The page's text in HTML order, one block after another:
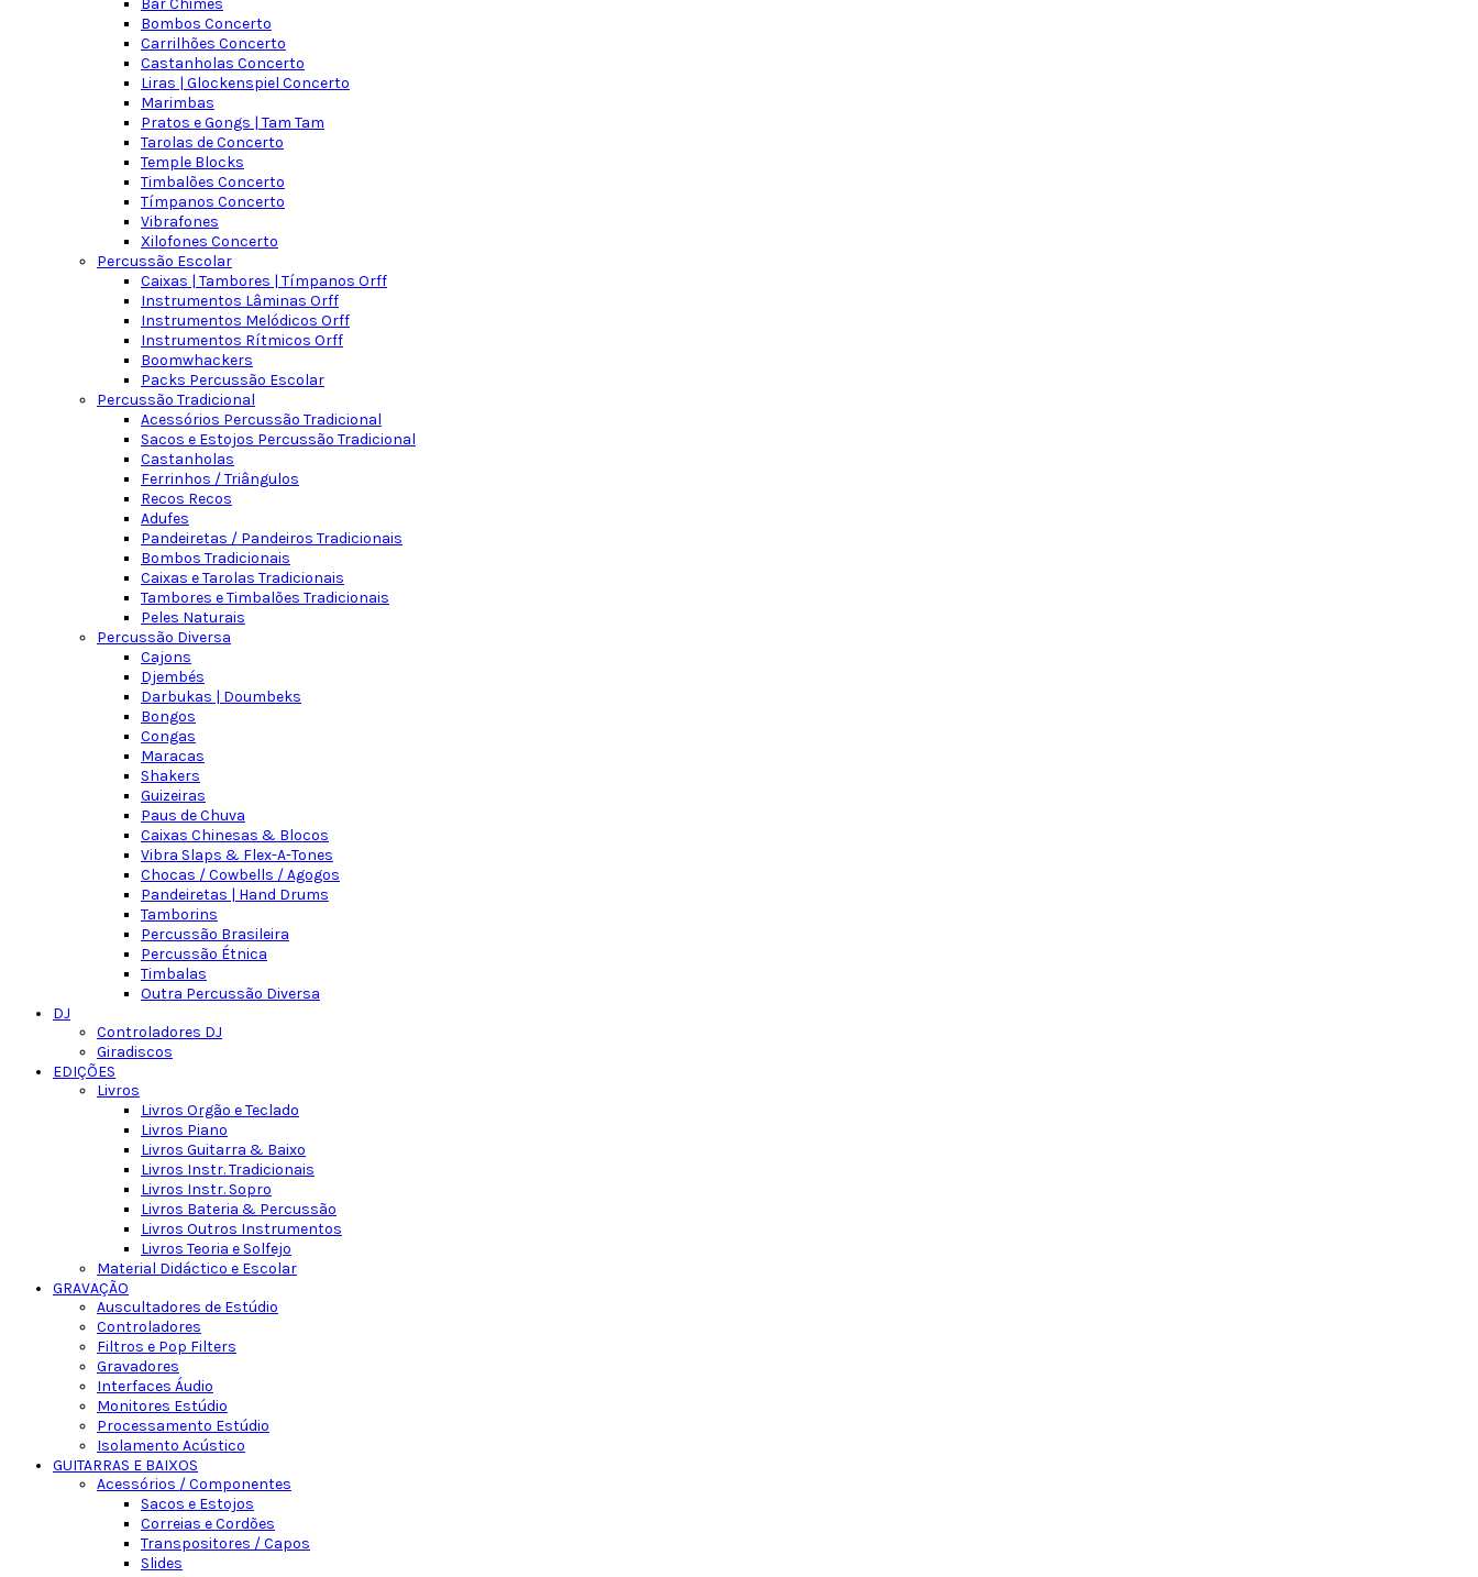
Bar Chimes
Bombos Concerto
Carrilhões Concerto
Castanholas Concerto
Liras | Glockenspiel Concerto
Marimbas
Pratos e Gongs | Tam Tam
Tarolas de Concerto
Temple Blocks
Timbalões Concerto
Tímpanos Concerto
Vibrafones
Xilofones Concerto
Percussão Escolar
Caixas | Tambores | Tímpanos Orff
Instrumentos Lâminas Orff
Instrumentos Melódicos Orff
Instrumentos Rítmicos Orff
Boomwhackers
Packs Percussão Escolar
Percussão Tradicional
Acessórios Percussão Tradicional
Sacos e Estojos Percussão Tradicional
Castanholas
Ferrinhos / Triângulos
Recos Recos
Adufes
Pandeiretas / Pandeiros Tradicionais
Bombos Tradicionais
Caixas e Tarolas Tradicionais
Tambores e Timbalões Tradicionais
Peles Naturais
Percussão Diversa
Cajons
Djembés
Darbukas | Doumbeks
Bongos
Congas
Maracas
Shakers
Guizeiras
Paus de Chuva
Caixas Chinesas & Blocos
Vibra Slaps & Flex-A-Tones
Chocas / Cowbells / Agogos
Pandeiretas | Hand Drums
Tamborins
Percussão Brasileira
Percussão Étnica
Timbalas
Outra Percussão Diversa
DJ
Controladores DJ
Giradiscos
EDIÇÕES
Livros
Livros Orgão e Teclado
Livros Piano
Livros Guitarra & Baixo
Livros Instr. Tradicionais
Livros Instr. Sopro
Livros Bateria & Percussão
Livros Outros Instrumentos
Livros Teoria e Solfejo
Material Didáctico e Escolar
GRAVAÇÃO
Auscultadores de Estúdio
Controladores
Filtros e Pop Filters
Gravadores
Interfaces Áudio
Monitores Estúdio
Processamento Estúdio
Isolamento Acústico
GUITARRAS E BAIXOS
Acessórios / Componentes
Sacos e Estojos
Correias e Cordões
Transpositores / Capos
Slides